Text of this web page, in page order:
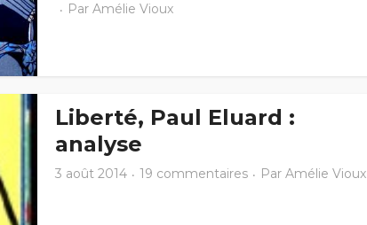
Par Amélie Vioux
Liberté, Paul Eluard :
analyse
3 août 2014 19 commentaires Par Amélie Vioux